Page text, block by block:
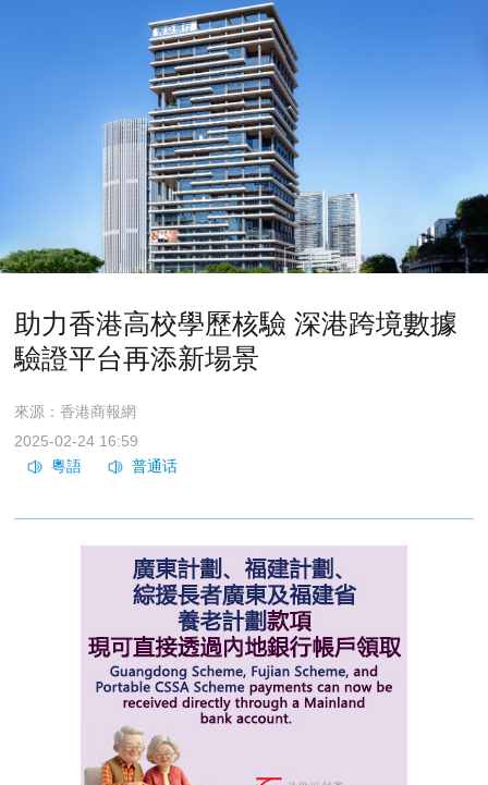
助力香港高校學歷核驗 深港跨境數據
驗證平台再添新場景
來源：香港商報網
2025-02-24 16:59